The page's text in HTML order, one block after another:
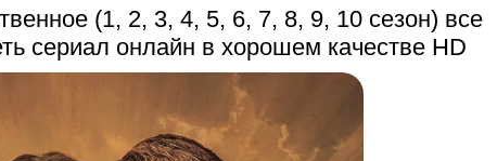
(1, 2, 3, 4, 5, 6, 7, 8, 9, 10 сезон) все
сериал онлайн в хорошем качестве HD